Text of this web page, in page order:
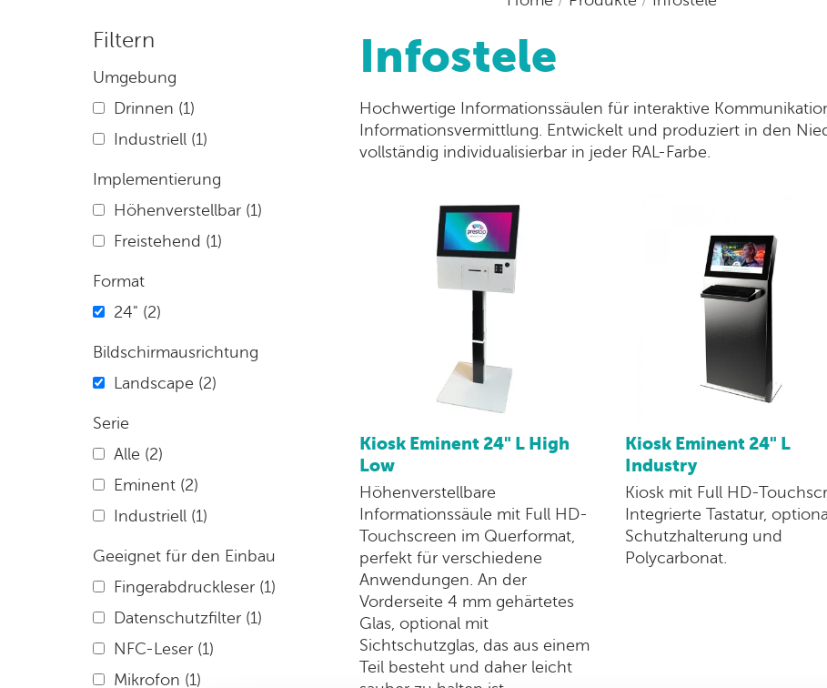
Filtern
Umgebung
Drinnen (1)
Industriell (1)
Implementierung
Höhenverstellbar (1)
Freistehend (1)
Format
24" (2)
Bildschirmausrichtung
Landscape (2)
Serie
Alle (2)
Eminent (2)
Industriell (1)
Geeignet für den Einbau
Fingerabdruckleser (1)
Datenschutzfilter (1)
NFC-Leser (1)
Mikrofon (1)
Infostele
Hochwertige Informationssäulen für interaktive
Informationsvermittlung. Entwickelt und produziert in den
vollständig individualisierbar in jeder RAL-Farbe.
Kiosk Eminent 24" L High
Low
Höhenverstellbare
Informationssäule mit Full HD-
Touchscreen im Querformat,
perfekt für verschiedene
Anwendungen. An der
Vorderseite 4 mm gehärtetes
Glas, optional mit
Sichtschutzglas, das aus einem
Teil besteht und daher leicht
Kiosk Eminent 24" L
Industry
Kiosk mit Full HD-
Integrierte Tastatur,
Schutzhalterung und
Polycarbonat.